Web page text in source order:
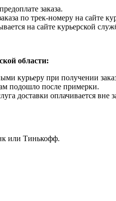
заказа.
по трек-номеру на сайте
на сайте курьерской
области:
курьеру при получении
подошло после примерки.
доставки оплачивается
или Тинькофф.